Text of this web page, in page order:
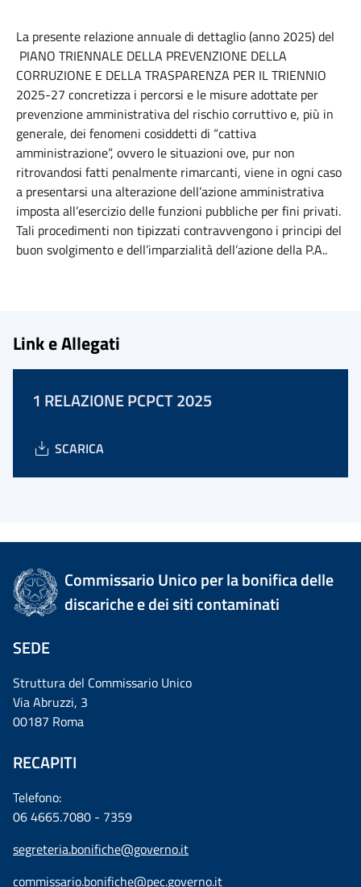
La presente relazione annuale di dettaglio (anno 2025) del
PIANO TRIENNALE DELLA PREVENZIONE DELLA
CORRUZIONE E DELLA TRASPARENZA PER IL TRIENNIO
2025-27 concretizza i percorsi e le misure adottate per
prevenzione amministrativa del rischio corruttivo e, più in
generale, dei fenomeni cosiddetti di “cattiva
amministrazione”, ovvero le situazioni ove, pur non
ritrovandosi fatti penalmente rimarcanti, viene in ogni caso
a presentarsi una alterazione dell’azione amministrativa
imposta all’esercizio delle funzioni pubbliche per fini privati.
Tali procedimenti non tipizzati contravvengono i principi del
buon svolgimento e dell’imparzialità dell’azione della P.A..
Link e Allegati
1 RELAZIONE PCPCT 2025
SCARICA
Commissario Unico per la bonifica delle
discariche e dei siti contaminati
SEDE
Struttura del Commissario Unico
Via Abruzzi, 3
00187 Roma
RECAPITI
Telefono:
06 4665.7080 - 7359
segreteria.bonifiche@governo.it
commissario.bonifiche@pec.governo.it